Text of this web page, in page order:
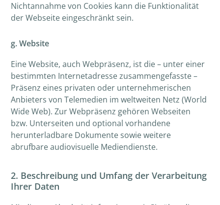
Nichtannahme von Cookies kann die Funktionalität
der Webseite eingeschränkt sein.
g. Website
Eine Website, auch Webpräsenz, ist die – unter einer
bestimmten Internetadresse zusammengefasste –
Präsenz eines privaten oder unternehmerischen
Anbieters von Telemedien im weltweiten Netz (World
Wide Web). Zur Webpräsenz gehören Webseiten
bzw. Unterseiten und optional vorhandene
herunterladbare Dokumente sowie weitere
abrufbare audiovisuelle Mediendienste.
2. Beschreibung und Umfang der Verarbeitung
Ihrer Daten